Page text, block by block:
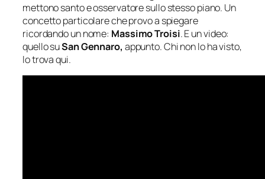
mettono santo e osservatore sullo stesso piano. Un
concetto particolare che provo a spiegare
ricordando un nome: Massimo Troisi. E un video:
quello suSan Gennaro, appunto. Chi non lo ha visto,
lo trova qui.